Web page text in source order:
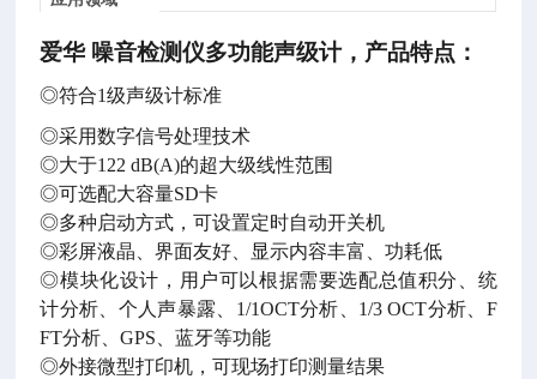
爱华 噪音检测仪多功能声级计， 产品特点：
◎符合1级声级计标准
◎采用数字信号处理技术
◎大于122 dB(A)的超大级线性范围
◎可选配大容量SD卡
◎多种启动方式 ，可设置定时自动开关机
◎彩屏液晶、界面友好、显示内容丰富、功耗低
◎模块化设计，用户可以根据需要选配总值积分、统
计分析、个人声暴露、1/1OCT分析、1/3 OCT分析、F
FT分析、GPS、蓝牙等功能
◎外接微型打印机 ，可现场打印测量结果